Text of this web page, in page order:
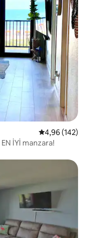
5 üzerinden
4,96 (142)
İYİ manzara!